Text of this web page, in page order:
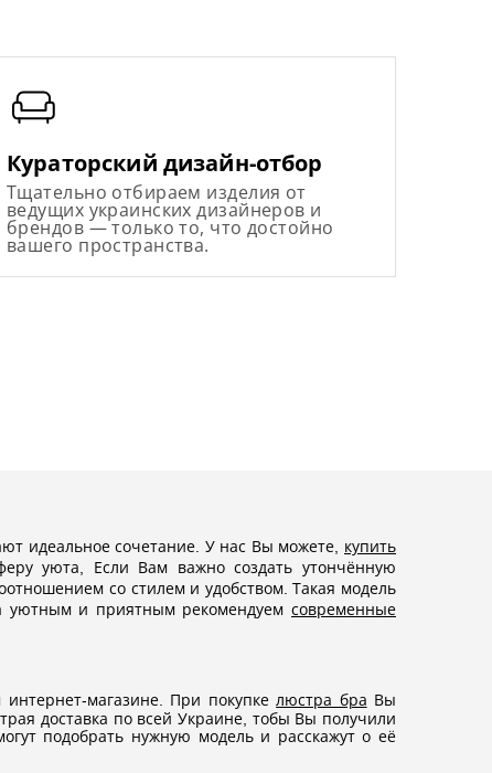
Кураторский дизайн-отбор
Тщательно отбираем изделия от
ведущих украинских дизайнеров и
брендов — только то, что достойно
вашего пространства.
идеальное сочетание. У нас Вы можете, купить
уюта, Если Вам важно создать утончённую
со стилем и удобством. Такая модель
уютным и приятным рекомендуем современные
магазине. При покупкелюстра бра Вы
доставка по всей Украине, тобы Вы получили
подобрать нужную модель и расскажут о её